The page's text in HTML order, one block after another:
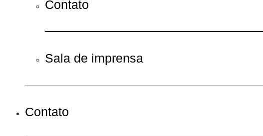
Contato
Sala de imprensa
Contato